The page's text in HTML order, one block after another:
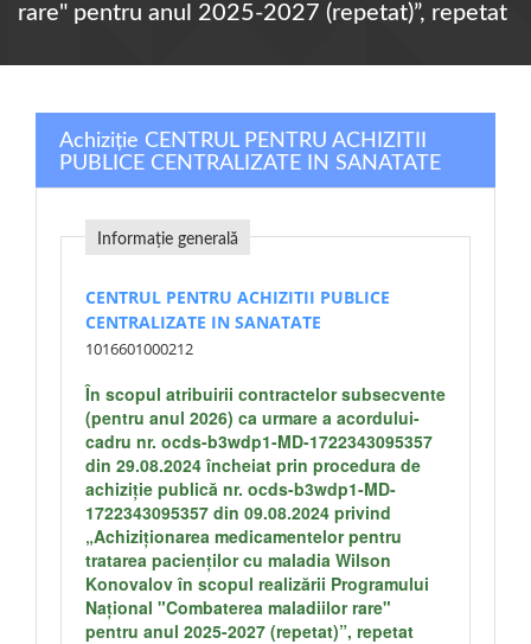
rare" pentru anul 2025-2027 (repetat)”, repetat
Achiziție CENTRUL PENTRU ACHIZITII
PUBLICE CENTRALIZATE IN SANATATE
Informație generală
CENTRUL PENTRU ACHIZITII PUBLICE
CENTRALIZATE IN SANATATE
1016601000212
În scopul atribuirii contractelor subsecvente
(pentru anul 2026) ca urmare a acordului-
cadru nr. ocds-b3wdp1-MD-1722343095357
din 29.08.2024 încheiat prin procedura de
achiziție publică nr. ocds-b3wdp1-MD-
1722343095357 din 09.08.2024 privind
„Achiziţionarea medicamentelor pentru
tratarea pacienților cu maladia Wilson
Konovalov în scopul realizării Programului
Național "Combaterea maladiilor rare"
pentru anul 2025-2027 (repetat)”, repetat